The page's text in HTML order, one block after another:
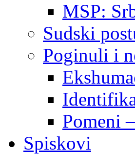
MSP:
Sudski
Poginuli i
Pomeni
Spiskovi